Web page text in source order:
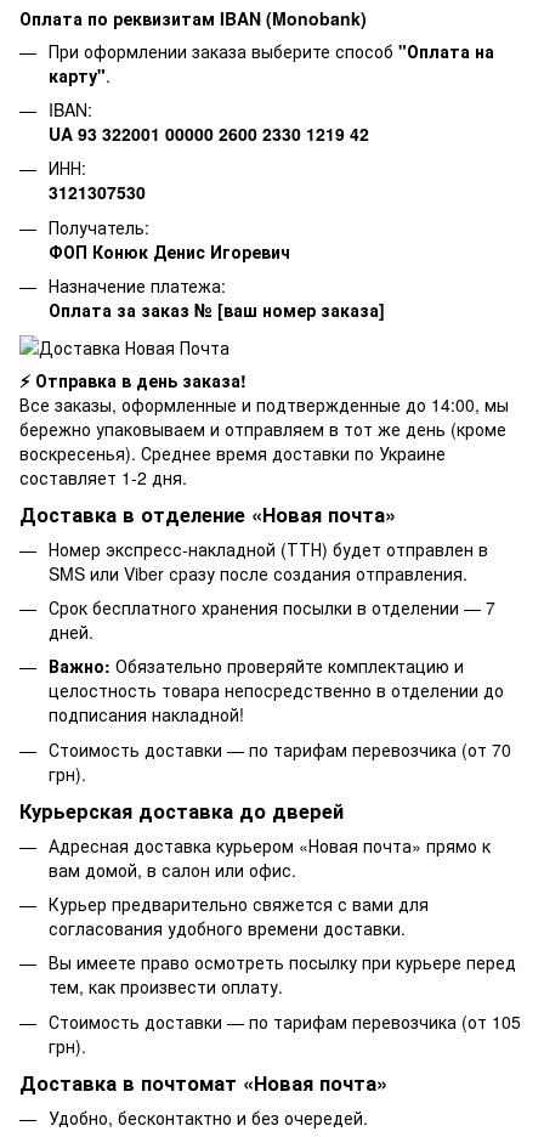
Оплата по реквизитам IBAN (Monobank)
При оформлении заказа выберите способ "Оплата на
карту".
IBAN:
UA 93 322001 00000 2600 2330 1219 42
ИНН:
3121307530
Получатель:
ФОП Конюк Денис Игоревич
Назначение платежа:
Оплата за заказ № [ваш номер заказа]
⚡ Отправка в день заказа!
Все заказы, оформленные и подтвержденные до 14:00, мы
бережно упаковываем и отправляем в тот же день (кроме
воскресенья). Среднее время доставки по Украине
составляет 1-2 дня.
Доставка в отделение «Новая почта»
Номер экспресс-накладной (ТТН) будет отправлен в
SMS или Viber сразу после создания отправления.
Срок бесплатного хранения посылки в отделении — 7
дней.
Важно: Обязательно проверяйте комплектацию и
целостность товара непосредственно в отделении до
подписания накладной!
Стоимость доставки — по тарифам перевозчика (от 70
грн).
Курьерская доставка до дверей
Адресная доставка курьером «Новая почта» прямо к
вам домой, в салон или офис.
Курьер предварительно свяжется с вами для
согласования удобного времени доставки.
Вы имеете право осмотреть посылку при курьере перед
тем, как произвести оплату.
Стоимость доставки — по тарифам перевозчика (от 105
грн).
Доставка в почтомат «Новая почта»
Удобно, бесконтактно и без очередей.